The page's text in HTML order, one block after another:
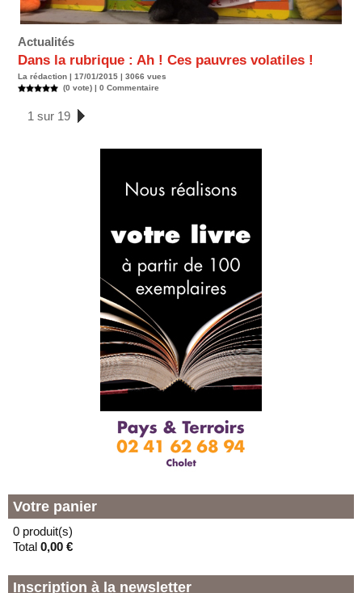
Actualités
Dans la rubrique : Ah ! Ces pauvres volatiles !
La rédaction | 17/01/2015 | 3066 vues
(0 vote) | 0 Commentaire
1 sur 19
Votre panier
0 produit(s)
Total 0,00 €
Inscription à la newsletter